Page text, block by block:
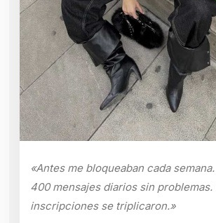
«Antes me bloqueaban cada
400 mensajes diarios sin problemas.
inscripciones se triplicaron.»